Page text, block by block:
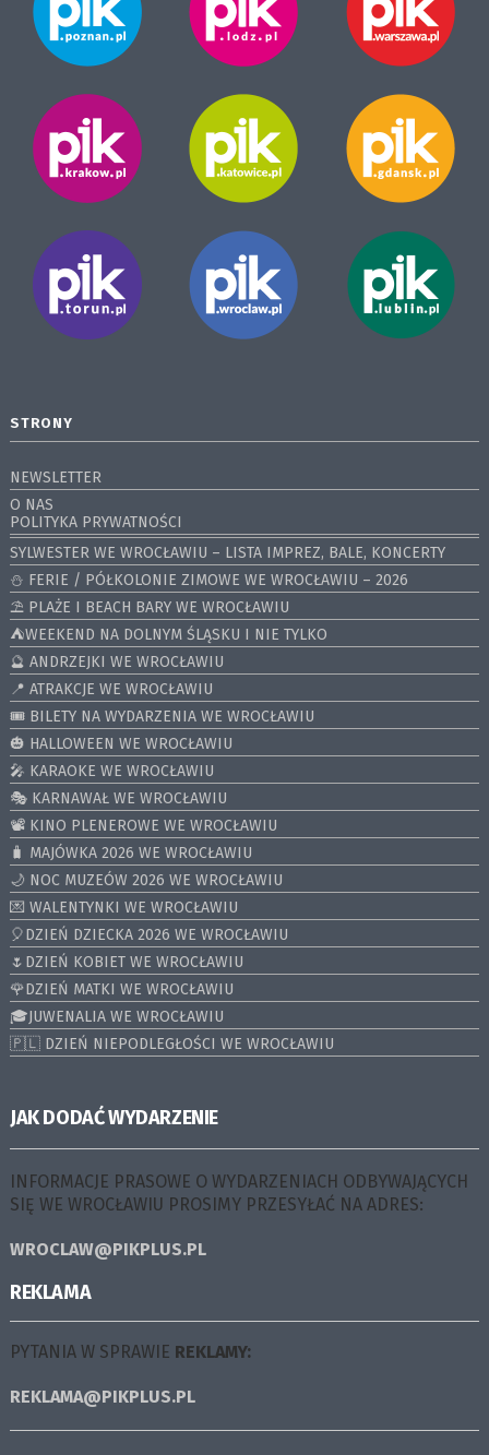
STRONY
NEWSLETTER
O NAS
POLITYKA PRYWATNOŚCI
SYLWESTER WE WROCŁAWIU – LISTA IMPREZ, BALE, KONCERTY
⛄️ FERIE / PÓŁKOLONIE ZIMOWE WE WROCŁAWIU – 2026
⛱️ PLAŻE I BEACH BARY WE WROCŁAWIU
⛺️WEEKEND NA DOLNYM ŚLĄSKU I NIE TYLKO
🔮 ANDRZEJKI WE WROCŁAWIU
📍 ATRAKCJE WE WROCŁAWIU
🎟️ BILETY NA WYDARZENIA WE WROCŁAWIU
🎃 HALLOWEEN WE WROCŁAWIU
🎤 KARAOKE WE WROCŁAWIU
🎭 KARNAWAŁ WE WROCŁAWIU
📽️ KINO PLENEROWE WE WROCŁAWIU
🧳 MAJÓWKA 2026 WE WROCŁAWIU
🌙 NOC MUZEÓW 2026 WE WROCŁAWIU
💌 WALENTYNKI WE WROCŁAWIU
🎈DZIEŃ DZIECKA 2026 WE WROCŁAWIU
🌷DZIEŃ KOBIET WE WROCŁAWIU
🌹DZIEŃ MATKI WE WROCŁAWIU
🎓JUWENALIA WE WROCŁAWIU
🇵🇱 DZIEŃ NIEPODLEGŁOŚCI WE WROCŁAWIU
JAK DODAĆ WYDARZENIE
INFORMACJE PRASOWE O WYDARZENIACH ODBYWAJĄCYCH
SIĘ WE WROCŁAWIU PROSIMY PRZESYŁAĆ NA ADRES:
WROCLAW@PIKPLUS.PL
REKLAMA
PYTANIA W SPRAWIE REKLAMY:
REKLAMA@PIKPLUS.PL